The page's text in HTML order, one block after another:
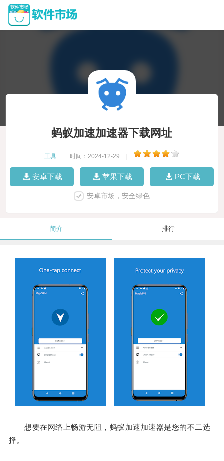
蚂蚁加速加速器下载网址
工具 时间：2024-12-29
安卓下载 苹果下载 PC下载
安卓市场，安全绿色
简介 排行
想要在网络上畅游无阻，蚂蚁加速加速器是您的不二选
择。